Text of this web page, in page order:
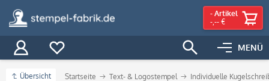
MENÜ
- Artikel
-,-- €
Übersicht Startseite Text- & Logostempel Individuelle